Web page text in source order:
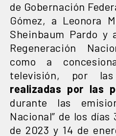
de Gobernación
Gómez, a Leonora
Sheinbaum Pardo y
Regeneración
como a
televisión, por las
realizadas por las
durante las
Nacional” de los
de 2023 y 14 de